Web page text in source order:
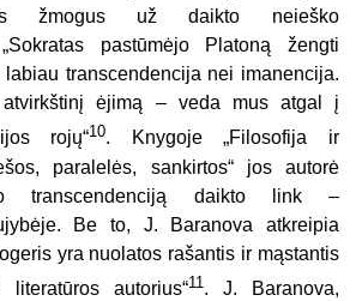
žmogus už daikto neieško
pastūmėjo Platoną žengti
transcendencija nei imanencija.
ėjimą – veda mus atgal į
rojų“10. Knygoje „Filosofija ir
paralelės, sankirtos“ jos autorė
transcendenciją daikto link –
Be to, J. Baranova atkreipia
yra nuolatos rašantis ir mąstantis
literatūros autorius“11. J. Baranova,